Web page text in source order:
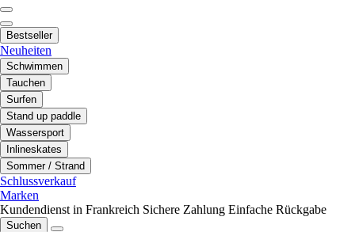
Bestseller
Neuheiten
Schwimmen
Tauchen
Surfen
Stand up paddle
Wassersport
Inlineskates
Sommer / Strand
Schlussverkauf
Marken
Kundendienst in Frankreich Sichere Zahlung Einfache Rückgabe
Suchen